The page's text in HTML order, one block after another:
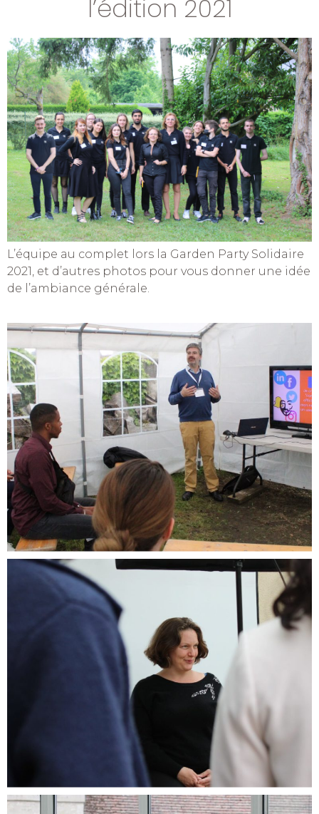
l’édition 2021
L’équipe au complet lors la Garden Party Solidaire
2021, et d’autres photos pour vous donner une idée
de l’ambiance générale.